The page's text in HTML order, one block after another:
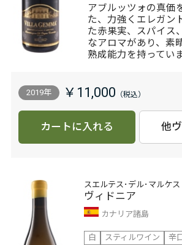
アブルッツォの真価
た、力強くエレガン
た赤果実、スパイス
なアロマがあり、素
熟成能力を持っていま
2019年 ￥11,000
カートに入れる 他
スエルテス･デル･マルケス
ヴィドニア
カナリア諸島
白
スティルワイン 辛